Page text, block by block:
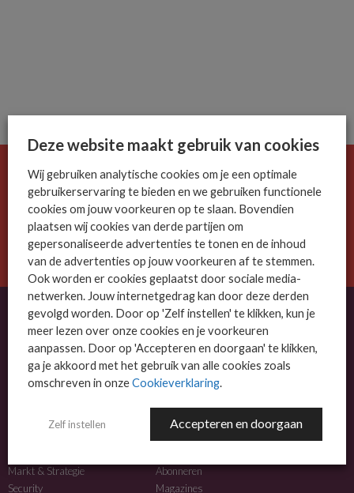
De ICT-wereld is snel. Mis niets.
Meld je nu aan voor de MSP Business nieuwsbrief.
AANMELDEN
OVER MSP BUSINESS
MSP Business is het kennisplatform voor IT-dienstverleners met MKB-focus.
NIEUWS
Markt & Strategie
Security
MEER INFO
Abonneren
Magazines
Deze website maakt gebruik van cookies
Wij gebruiken analytische cookies om je een optimale
gebruikerservaring te bieden en we gebruiken functionele
cookies om jouw voorkeuren op te slaan. Bovendien
plaatsen wij cookies van derde partijen om
gepersonaliseerde advertenties te tonen en de inhoud
van de advertenties op jouw voorkeuren af te stemmen.
Ook worden er cookies geplaatst door sociale media-
netwerken. Jouw internetgedrag kan door deze derden
gevolgd worden. Door op 'Zelf instellen' te klikken, kun je
meer lezen over onze cookies en je voorkeuren
aanpassen. Door op 'Accepteren en doorgaan' te klikken,
ga je akkoord met het gebruik van alle cookies zoals
omschreven in onzeCookieverklaring.
Zelf instellen Accepteren en doorgaan